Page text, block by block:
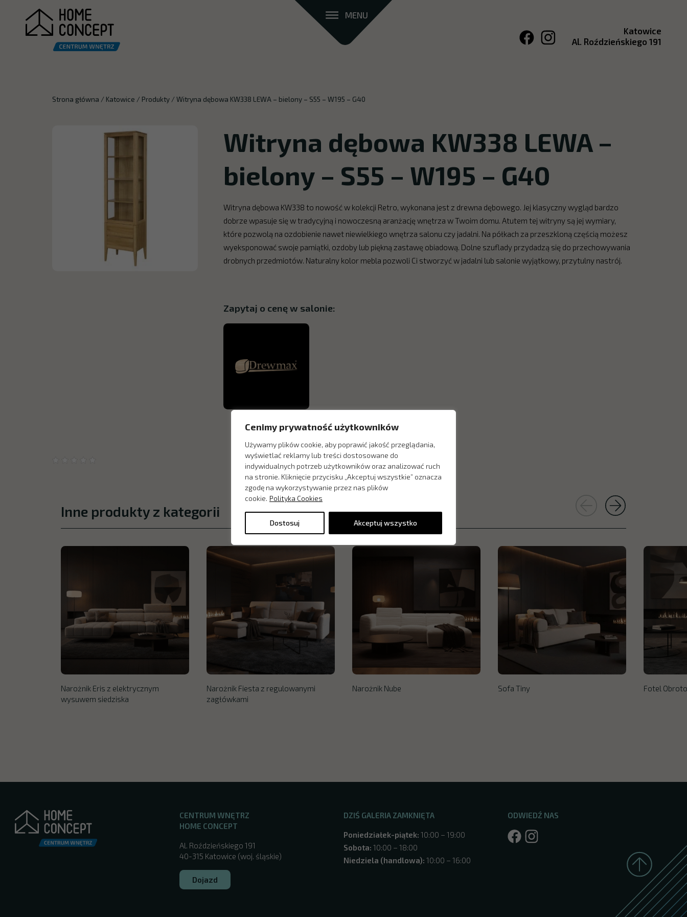
Cenimy prywatność użytkowników
Używamy plików cookie, aby poprawić jakość przeglądania,
wyświetlać reklamy lub treści dostosowane do
indywidualnych potrzeb użytkowników oraz analizować ruch
na stronie. Kliknięcie przycisku „Akceptuj wszystkie” oznacza
zgodę na wykorzystywanie przez nas plików
cookie. Polityka Cookies
Dostosuj Akceptuj wszystko
MENU
Katowice
Al. Roździeńskiego 191
Strona główna / Katowice /Produkty /Witryna dębowa KW338 LEWA – bielony – S55 – W195 – G40
Witryna dębowa KW338 LEWA –
bielony – S55 – W195 – G40
Witryna dębowa KW338 to nowość w kolekcji Retro, wykonana jest z drewna dębowego. Jej klasyczny wygląd bardzo
dobrze wpasuje się w tradycyjną i nowoczesną aranżację wnętrza w Twoim domu. Atutem tej witryny są jej wymiary,
które pozwolą na ozdobienie nawet niewielkiego wnętrza salonu czy jadalni. Na półkach za przeszkloną częścią możesz
wyeksponować swoje pamiątki, ozdoby lub piękną zastawę obiadową. Dolne szuflady przydadzą się do przechowywania
drobnych przedmiotów. Naturalny kolor mebla pozwoli Ci stworzyć w jadalni lub salonie wyjątkowy, przytulny nastrój.
Zapytaj o cenę w salonie:
Inne produkty z kategorii
Narożnik Eris z elektrycznym
wysuwem siedziska
Narożnik Fiesta z regulowanymi
zagłówkami
Narożnik Nube Sofa Tiny Fotel
CENTRUM WNĘTRZ
HOME CONCEPT
Al. Roździeńskiego 191
40-315 Katowice (woj. śląskie)
Dojazd
DZIŚ GALERIA ZAMKNIĘTA
Poniedziałek-piątek: 10:00 – 19:00
Sobota: 10:00 – 18:00
Niedziela (handlowa): 10:00 – 16:00
ODWIEDŹ NAS